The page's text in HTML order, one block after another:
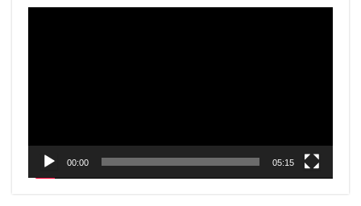
00:00 05:15